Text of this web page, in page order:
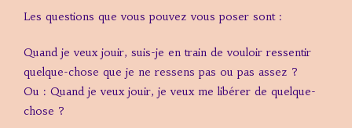
Les questions que vous pouvez vous poser sont :
Quand je veux jouir, suis-je en train de vouloir ressentir
quelque-chose que je ne ressens pas ou pas assez ?
Ou : Quand je veux jouir, je veux me libérer de quelque-
chose ?